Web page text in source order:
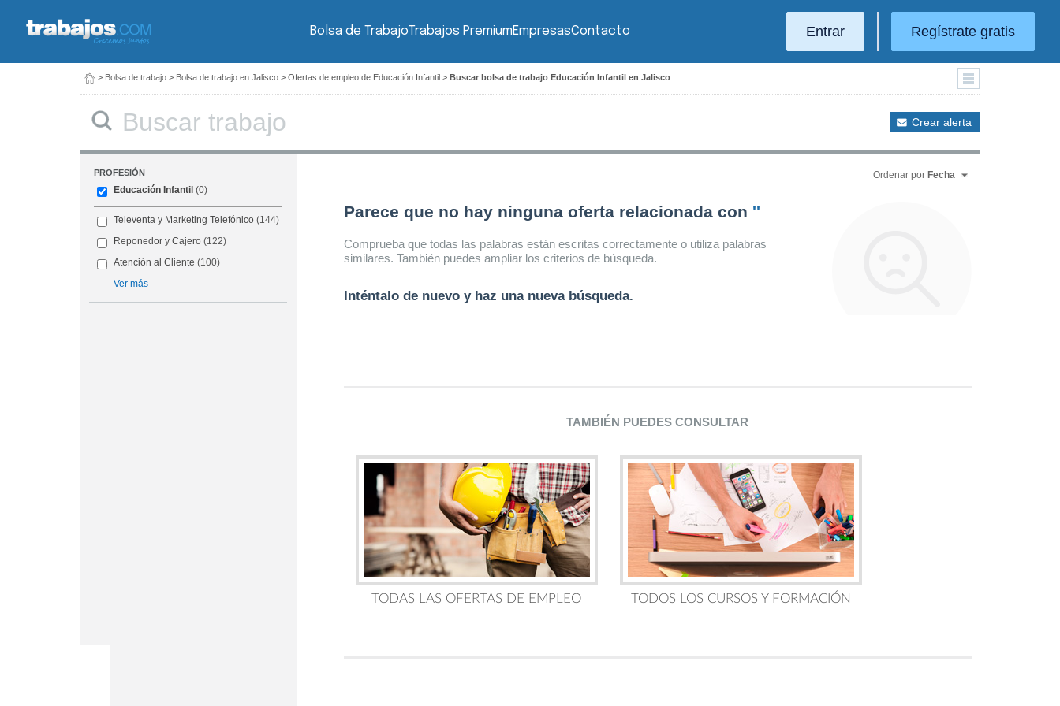
Bolsa de TrabajoTrabajos PremiumEmpresasContacto Entrar Regístrate gratis
> Bolsa de trabajo > Bolsa de trabajo en Jalisco > Ofertas de empleo de Educación Infantil > Buscar bolsa de trabajo Educación Infantil en Jalisco
Crear alerta
PROFESIÓN
Educación Infantil (0)
Televenta y Marketing Telefónico (144)
Reponedor y Cajero (122)
Atención al Cliente (100)
Ver más
Ordenar por Fecha
Parece que no hay ninguna oferta relacionada con ''
Comprueba que todas las palabras están escritas correctamente o utiliza palabras
similares. También puedes ampliar los criterios de búsqueda.
Inténtalo de nuevo y haz una nueva búsqueda.
TAMBIÉN PUEDES CONSULTAR
TODAS LAS OFERTAS DE EMPLEO TODOS LOS CURSOS Y FORMACIÓN